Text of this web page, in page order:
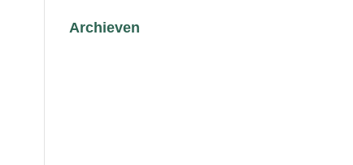
Archieven